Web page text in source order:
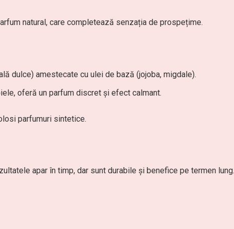
natural, care completează senzația de prospețime.
dulce) amestecate cu ulei de bază (jojoba, migdale).
oferă un parfum discret și efect calmant.
parfumuri sintetice.
apar în timp, dar sunt durabile și benefice pe termen lung.